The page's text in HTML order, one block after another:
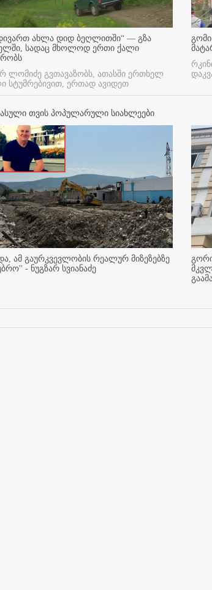
ახლა დიდ ბეღლითში“ — გზა
სადაც მხოლოდ ერთი ქალი
ლომიძე გვთავაზობს, ათასში ერთხელ
სტუმრებივით, ერთად ავიდეთ
თვის პოპულარული სიახლეები
ამ გაურკვევლობის რეალურ მიზეზებზე
- ნუგზარ სვიანაძე